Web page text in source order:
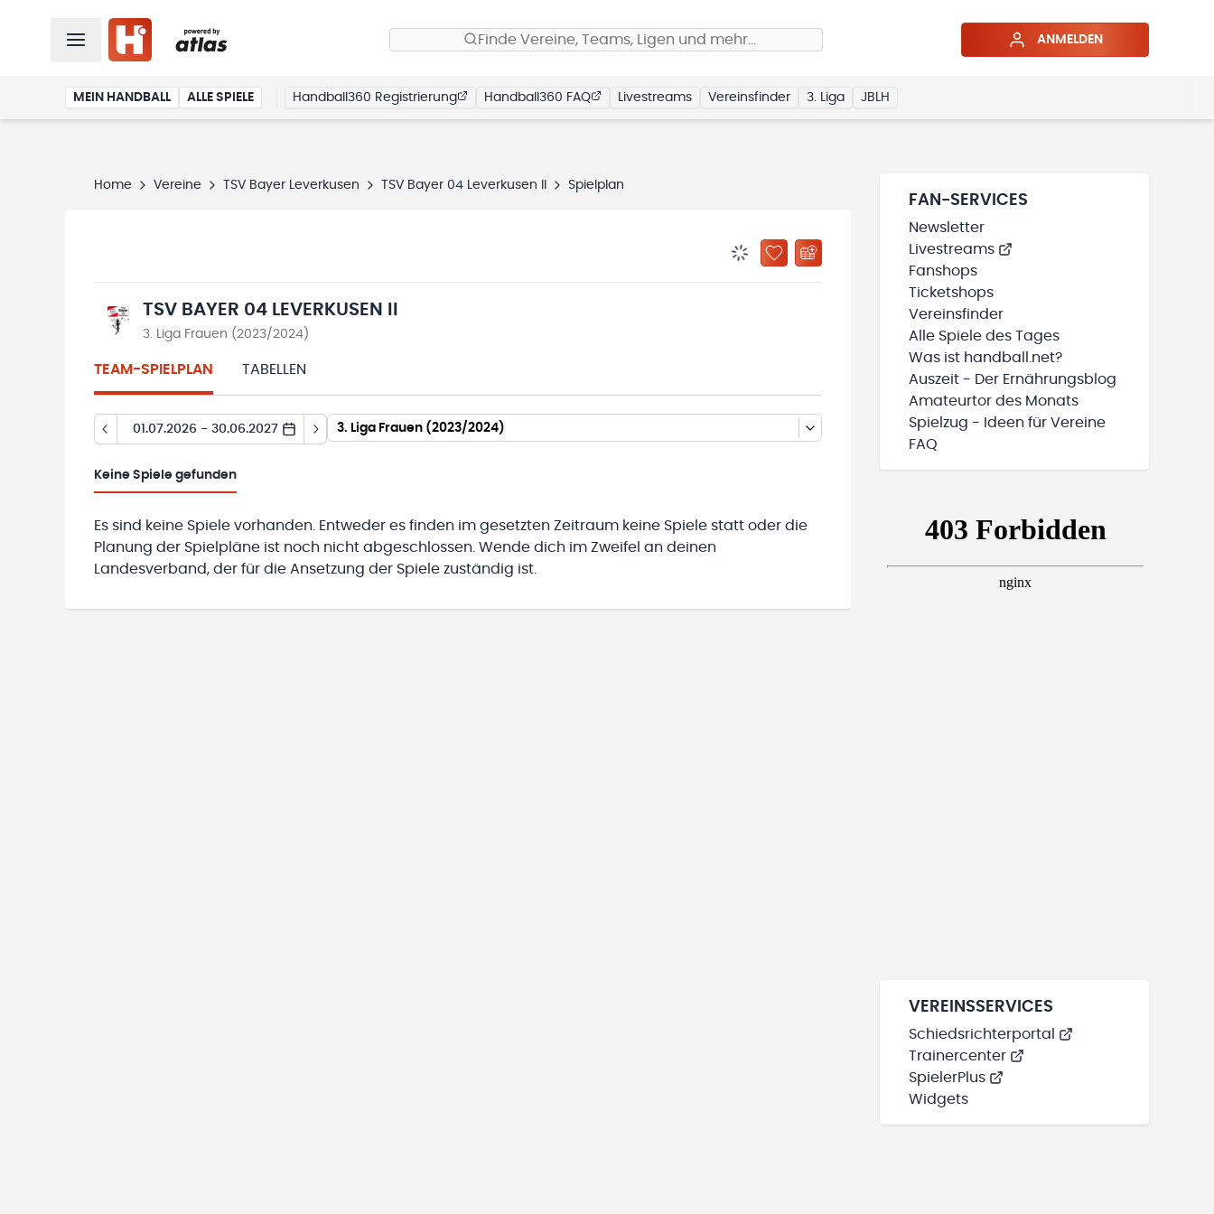
Finde Vereine, Teams, Ligen und mehr… ANMELDEN
MEIN HANDBALL ALLE SPIELE Handball360 Registrierung Handball360 FAQ Livestreams Vereinsfinder 3. Liga JBLH
Home Vereine TSV Bayer Leverkusen TSV Bayer 04 Leverkusen II Spielplan
BENACHRICHTIGUNGSSTATUS WIRD GELADEN
ZU „MEINE TEAMS“ HINZUFÜGEN
TSV BAYER 04 LEVERKUSEN II
3. Liga Frauen (2023/2024)
TEAM-SPIELPLAN TABELLEN
01.07.2026 - 30.06.2027 3. Liga Frauen (2023/2024)
Keine Spiele gefunden
Es sind keine Spiele vorhanden. Entweder es finden im gesetzten Zeitraum keine Spiele statt oder die
Planung der Spielpläne ist noch nicht abgeschlossen. Wende dich im Zweifel an deinen
Landesverband, der für die Ansetzung der Spiele zuständig ist.
FAN-SERVICES
Newsletter
Livestreams
Fanshops
Ticketshops
Vereinsfinder
Alle Spiele des Tages
Was ist handball.net?
Auszeit - Der Ernährungsblog
Amateurtor des Monats
Spielzug - Ideen für Vereine
FAQ
VEREINSSERVICES
Schiedsrichterportal
Trainercenter
SpielerPlus
Widgets